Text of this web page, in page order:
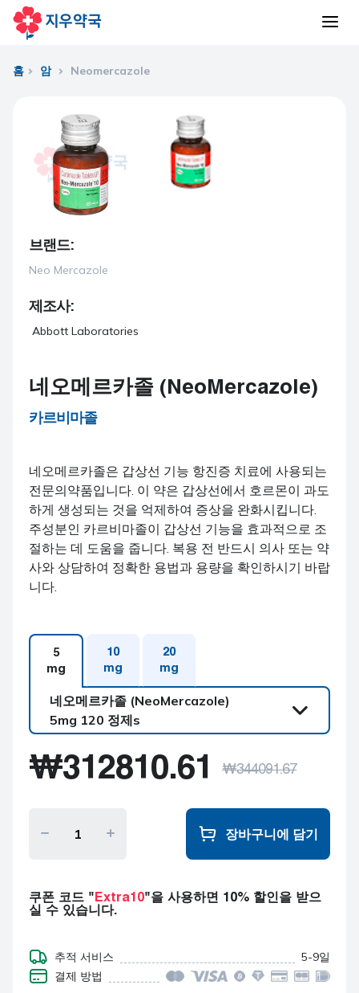
홈 암 Neomercazole
브랜드:
Neo Mercazole
제조사:
Abbott Laboratories
네오메르카졸 (NeoMercazole)
카르비마졸
네오메르카졸은 갑상선 기능 항진증 치료에 사용되는
전문의약품입니다. 이 약은 갑상선에서 호르몬이 과도
하게 생성되는 것을 억제하여 증상을 완화시킵니다.
주성분인 카르비마졸이 갑상선 기능을 효과적으로 조
절하는 데 도움을 줍니다. 복용 전 반드시 의사 또는 약
사와 상담하여 정확한 용법과 용량을 확인하시기 바랍
니다.
5
mg
10
mg
20
mg
네오메르카졸 (NeoMercazole)
5mg 120 정제s
(NeoMercazole)
5mg 120 정제s
5mg 240 정제s
5mg 360 정제s
₩312810.61 ₩344091.67
장바구니에 담기
쿠폰 코드 " Extra10"을 사용하면 10% 할인을 받으
실 수 있습니다.
추적 서비스
5-9일
결제 방법